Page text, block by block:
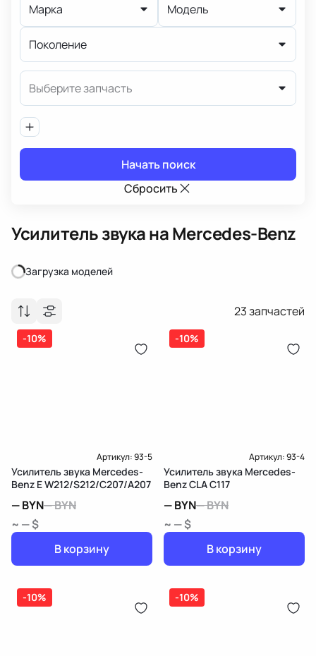
Марка Модель
Поколение
Выберите запчасть
Начать поиск
Сбросить
Усилитель звукана Mercedes-Benz
Загрузка моделей
Загрузка моделей
23запчастей
-10%
Артикул:93-5
Усилитель звука Mercedes-
Benz E W212/S212/C207/A207
—BYN—BYN
~ — $
В корзину
-10%
Артикул:93-4
Усилитель звука Mercedes-
Benz CLA C117
—BYN—BYN
~ — $
В корзину
-10% -10%